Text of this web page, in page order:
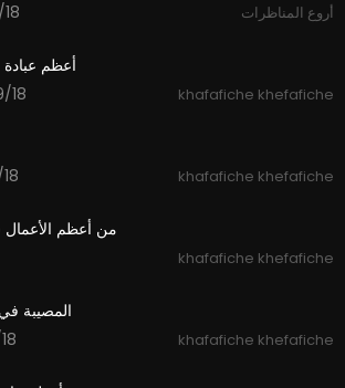
أروع المناظرات
أعظم
18
khafafiche khefafiche
khafafiche khefafiche
من أعظم الأعمال
khafafiche khefafiche
المصيبة
khafafiche khefafiche